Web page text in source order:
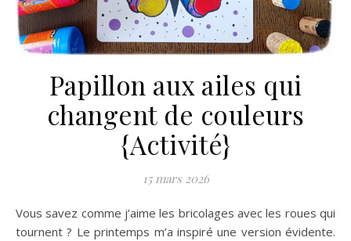
Papillon aux ailes qui
changent de couleurs
{Activité}
15 mars 2026
Vous savez comme j’aime les bricolages avec les roues qui
tournent ? Le printemps m’a inspiré une version évidente.